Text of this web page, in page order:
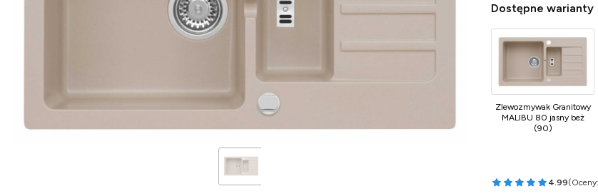
Dostępne warianty
Zlewozmywak Granitowy
MALIBU 80 jasny beż
(90)
4.99
Przejdź